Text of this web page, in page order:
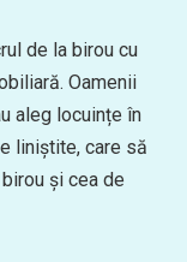
de la birou cu
Oamenii
aleg locuințe în
liniștite, care să
și cea de